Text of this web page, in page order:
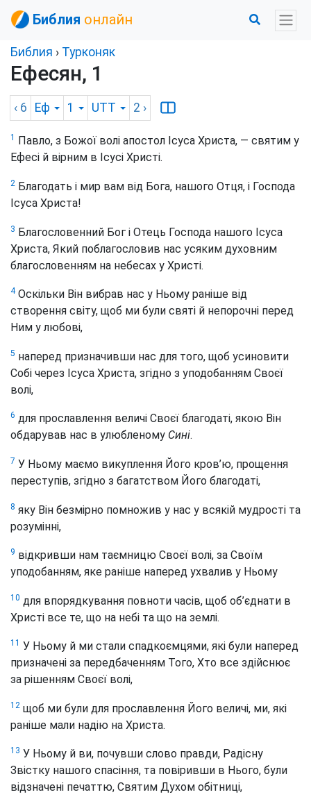
Библия онлайн
Библия › Турконяк
Ефесян, 1
‹ 6 Еф 1 UTT 2 ›
1
Павло, з Божої волі апостол Ісуса Христа, — святим у
Ефесі й вірним в Ісусі Христі.
2 Благодать і мир вам від Бога, нашого Отця, і Господа
Ісуса Христа!
3 Благословенний Бог і Отець Господа нашого Ісуса
Христа, Який поблагословив нас усяким духовним
благословенням на небесах у Христі.
4Оскільки Він вибрав нас у Ньому раніше від
створення світу, щоб ми були святі й непорочні перед
Ним у любові,
5 наперед призначивши нас для того, щоб усиновити
Собі через Ісуса Христа, згідно з уподобанням Своєї
волі,
6 для прославлення величі Своєї благодаті, якою Він
обдарував нас в улюбленому Сині.
7 У Ньому маємо викуплення Його кров’ю, прощення
переступів, згідно з багатством Його благодаті,
8 яку Він безмірно помножив у нас у всякій мудрості та
розумінні,
9 відкривши нам таємницю Своєї волі, за Своїм
уподобанням, яке раніше наперед ухвалив у Ньому
10 для впорядкування повноти часів, щоб об’єднати в
Христі все те, що на небі та що на землі.
11 У Ньому й ми стали спадкоємцями, які були наперед
призначені за передбаченням Того, Хто все здійснює
за рішенням Своєї волі,
12 щоб ми були для прославлення Його величі, ми, які
раніше мали надію на Христа.
13 У Ньому й ви, почувши слово правди, Радісну
Звістку нашого спасіння, та повіривши в Нього, були
відзначені печаттю, Святим Духом обітниці,